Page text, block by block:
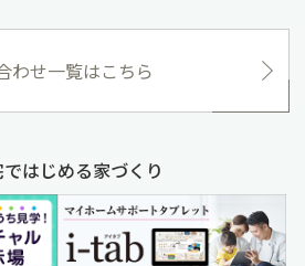
わせ一覧はこちら
はじめる家づくり